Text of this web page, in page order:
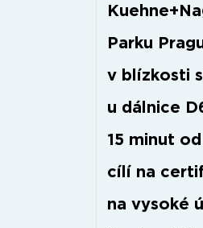
Parku
v blízkosti
u dálnice
15 minut
cílí na
na vysoké